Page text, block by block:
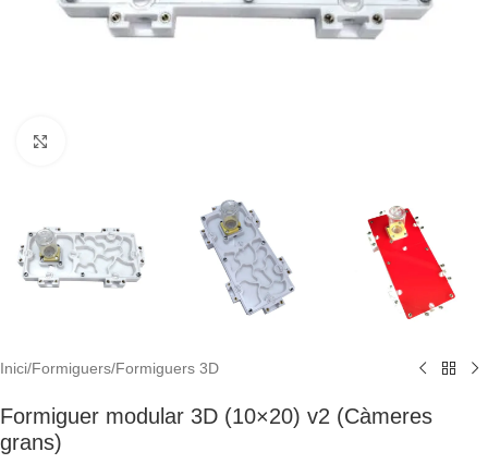
Inici/Formiguers/Formiguers 3D
Formiguer modular 3D (10×20) v2 (Càmeres
grans)